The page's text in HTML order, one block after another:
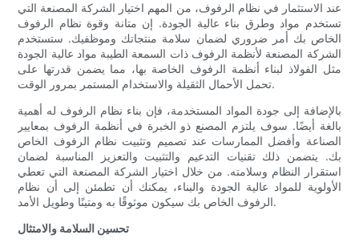
عند الاستثمار في نظام الرفوف، من المهم اختيار الشركة المصنعة التي
تستخدم مواد وطرق بناء عالية الجودة. إن متانة وقوة نظام الرفوف
الخاص بك أمر ضروري لضمان سلامة منتجاتك وموظفيك. ستستخدم
الشركة المصنعة لأنظمة الرفوف ذات السمعة الطيبة مواد عالية الجودة
مثل الفولاذ لبناء أنظمة الرفوف الخاصة بها، مما يضمن قدرتها على
تحمل الأحمال الثقيلة والاستخدام المستمر بمرور الوقت.
بالإضافة إلى جودة المواد المستخدمة، فإن بناء نظام الرفوف له أهمية
بالغة أيضًا. سوف يلتزم المصنع ذو الخبرة في أنظمة الرفوف بمعايير
الصناعة وأفضل الممارسات عند تصميم وتثبيت نظام الرفوف الخاص
بك. يتضمن ذلك تقنيات التدعيم والتثبيت والتعزيز المناسبة لضمان
استقرار النظام وسلامته. من خلال اختيار الشركة المصنعة التي تعطي
الأولوية للمواد عالية الجودة والبناء، يمكنك أن تطمئن إلى أن نظام
الرفوف الخاص بك سيكون موثوقًا به ومتينًا وطويل الأمد.
تحسين السلامة والامتثال